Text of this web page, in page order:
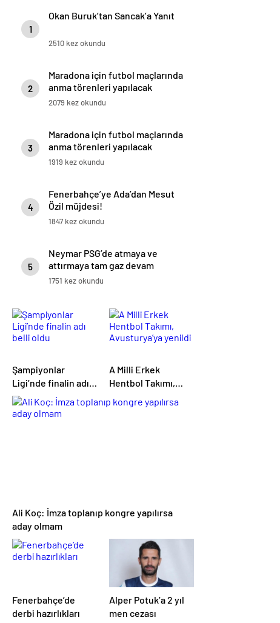
1
Okan Buruk’tan Sancak’a Yanıt
2510 kez okundu
2
Maradona için futbol maçlarında
anma törenleri yapılacak
2079 kez okundu
3
Maradona için futbol maçlarında
anma törenleri yapılacak
1919 kez okundu
4
Fenerbahçe’ye Ada’dan Mesut
Özil müjdesi!
1847 kez okundu
5
Neymar PSG’de atmaya ve
attırmaya tam gaz devam
ediyor!
1751 kez okundu
Şampiyonlar
Ligi’nde finalin adı
belli oldu
A Milli Erkek
Hentbol Takımı,
Avusturya’ya yenildi
Ali Koç: İmza toplanıp kongre yapılırsa
aday olmam
Fenerbahçe’de
derbi hazırlıkları
Alper Potuk’a 2 yıl
men cezası